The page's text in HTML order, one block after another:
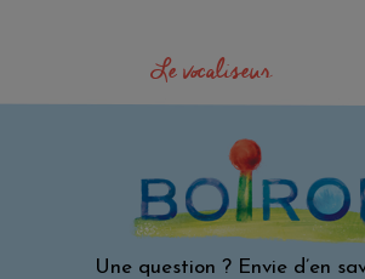
Le vocaliseur
Une question ? Envie d’en